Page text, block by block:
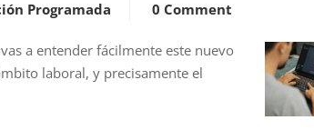
Programada 0 Comment
a entender fácilmente este nuevo
laboral, y precisamente el